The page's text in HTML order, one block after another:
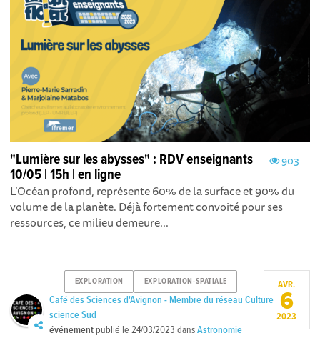
903
"Lumière sur les abysses" : RDV enseignants
10/05 | 15h | en ligne
L’Océan profond, représente 60% de la surface et 90% du
volume de la planète. Déjà fortement convoité pour ses
ressources, ce milieu demeure...
EXPLORATION EXPLORATION-SPATIALE
Café des Sciences d'Avignon - Membre du réseau Culture
science Sud
événement publié le24/03/2023 dansAstronomie
AVR.
6
2023